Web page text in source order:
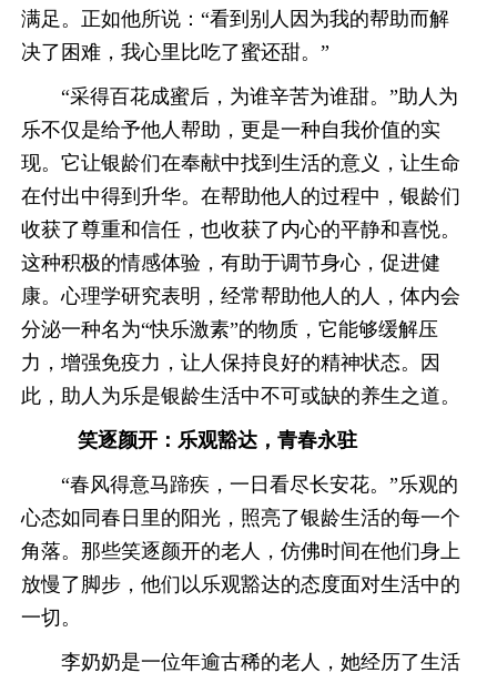
满足。正如他所说：“看到别人因为我的帮助而解
决了困难，我心里比吃了蜜还甜。”
“采得百花成蜜后，为谁辛苦为谁甜。”助人为
乐不仅是给予他人帮助，更是一种自我价值的实
现。它让银龄们在奉献中找到生活的意义，让生命
在付出中得到升华。在帮助他人的过程中，银龄们
收获了尊重和信任，也收获了内心的平静和喜悦。
这种积极的情感体验，有助于调节身心，促进健
康。心理学研究表明，经常帮助他人的人，体内会
分泌一种名为“快乐激素”的物质，它能够缓解压
力，增强免疫力，让人保持良好的精神状态。因
此，助人为乐是银龄生活中不可或缺的养生之道。
笑逐颜开：乐观豁达，青春永驻
“春风得意马蹄疾，一日看尽长安花。”乐观的
心态如同春日里的阳光，照亮了银龄生活的每一个
角落。那些笑逐颜开的老人，仿佛时间在他们身上
放慢了脚步，他们以乐观豁达的态度面对生活中的
一切。
李奶奶是一位年逾古稀的老人，她经历了生活